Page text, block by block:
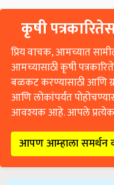
कृषी
प्रिय वाचक, आमच्यात
आमच्यासाठी कृषी
बळकट करण्यासाठी आणि
आणि लोकांपर्यंत
आवश्यक आहे. आपले प्रत्येक
आपण आम्हाला